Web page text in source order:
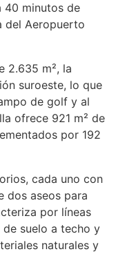
40 minutos de
del Aeropuerto
2.635 m², la
suroeste, lo que
de golf y al
ofrece 921 m² de
por 192
cada uno con
dos aseos para
por líneas
suelo a techo y
naturales y